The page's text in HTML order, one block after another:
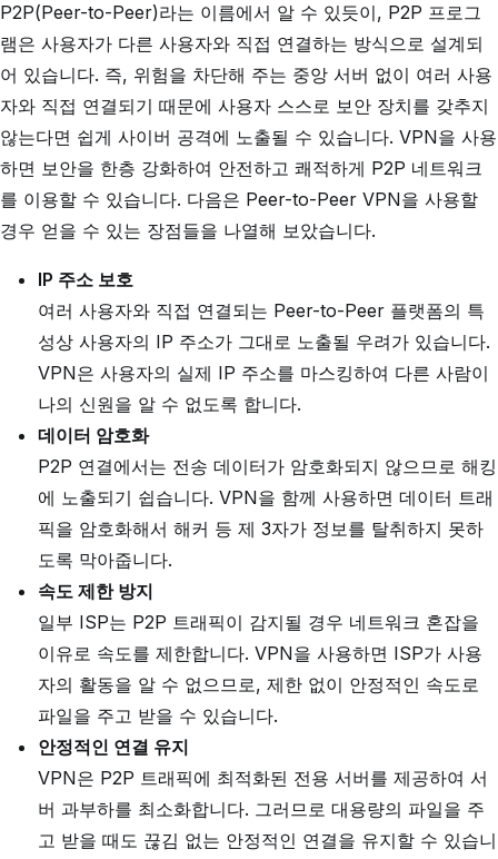
P2P(Peer-to-Peer)라는 이름에서 알 수 있듯이, P2P 프로그
램은 사용자가 다른 사용자와 직접 연결하는 방식으로 설계되
어 있습니다. 즉, 위험을 차단해 주는 중앙 서버 없이 여러 사용
자와 직접 연결되기 때문에 사용자 스스로 보안 장치를 갖추지
않는다면 쉽게 사이버 공격에 노출될 수 있습니다. VPN을 사용
하면 보안을 한층 강화하여 안전하고 쾌적하게 P2P 네트워크
를 이용할 수 있습니다. 다음은 Peer-to-Peer VPN을 사용할
경우 얻을 수 있는 장점들을 나열해 보았습니다.
IP 주소 보호
여러 사용자와 직접 연결되는 Peer-to-Peer 플랫폼의 특
성상 사용자의 IP 주소가 그대로 노출될 우려가 있습니다.
VPN은 사용자의 실제 IP 주소를 마스킹하여 다른 사람이
나의 신원을 알 수 없도록 합니다.
데이터 암호화
P2P 연결에서는 전송 데이터가 암호화되지 않으므로 해킹
에 노출되기 쉽습니다. VPN을 함께 사용하면 데이터 트래
픽을 암호화해서 해커 등 제 3자가 정보를 탈취하지 못하
도록 막아줍니다.
속도 제한 방지
일부 ISP는 P2P 트래픽이 감지될 경우 네트워크 혼잡을
이유로 속도를 제한합니다. VPN을 사용하면 ISP가 사용
자의 활동을 알 수 없으므로, 제한 없이 안정적인 속도로
파일을 주고 받을 수 있습니다.
안정적인 연결 유지
VPN은 P2P 트래픽에 최적화된 전용 서버를 제공하여 서
버 과부하를 최소화합니다. 그러므로 대용량의 파일을 주
고 받을 때도 끊김 없는 안정적인 연결을 유지할 수 있습니